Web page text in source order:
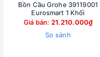
Bồn Cầu Grohe 39119001
Eurosmart 1 Khối
Giá bán: 21.210.000₫
So sánh